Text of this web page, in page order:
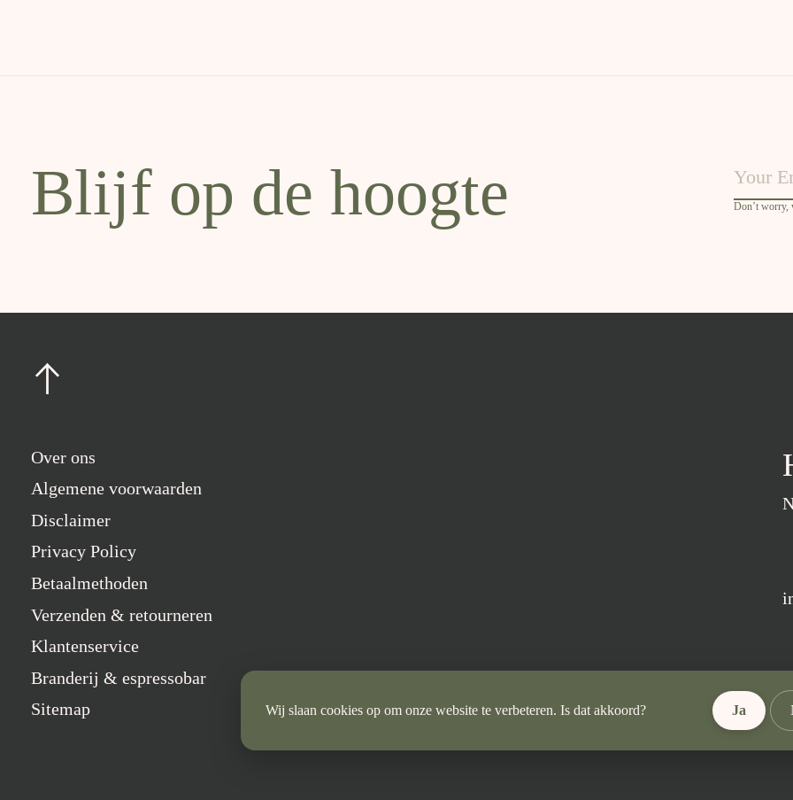
Blijf op de hoogte Don’t worry,
Over ons
Algemene voorwaarden
Disclaimer
Privacy Policy
Betaalmethoden
Verzenden & retourneren
Klantenservice
Branderij & espressobar
Sitemap
Wij slaan cookies op om onze website te verbeteren. Is dat akkoord? Ja